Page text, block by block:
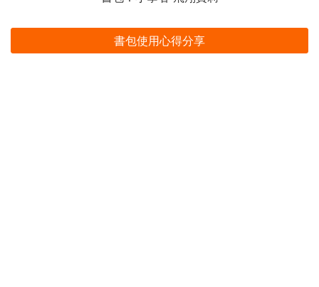
書包使用心得分享